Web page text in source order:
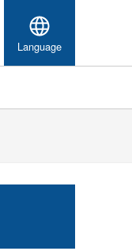
Language